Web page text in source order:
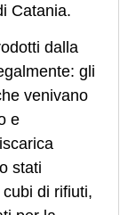
Catania.
dalla
gli
venivano
e
stati
di rifiuti,